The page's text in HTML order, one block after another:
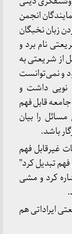
انجمن
زبان نخبگان
نام برد و
از شریعتی به
و نمی‌توانست
نویی داشت و
جامعه قابل فهم
را بیان
باشد.
غیرقابل فهم
تبدیل کرد”
کرد و مشی
ایراداتی هم